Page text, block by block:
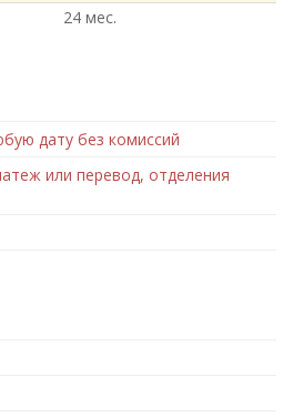
24 мес.
дату без комиссий
или перевод, отделения